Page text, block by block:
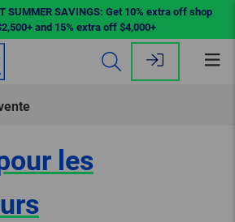
SUMMER SAVINGS: Get 10% extra off shop
and 15% extra off $4,000+
les